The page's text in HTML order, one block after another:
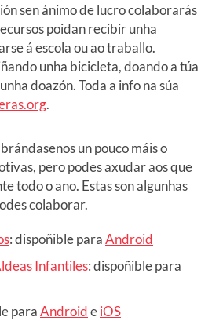
sen ánimo de lucro colaborarás
poidan recibir unha
á escola ou ao traballo.
unha bicicleta, doando a túa
doazón. Toda a info na súa
.
un pouco máis o
pero podes axudar aos que
todo o ano. Estas son algunhas
colaborar.
: dispoñible paraAndroid
Infantiles: dispoñible para
paraAndroideiOS